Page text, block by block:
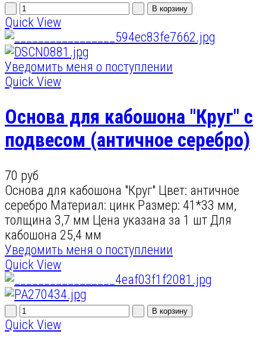
Quick View
Уведомить меня о поступлении
Quick View
Основа для кабошона "Круг" с
подвесом (античное серебро)
70 руб
Основа для кабошона "Круг" Цвет: античное
серебро Материал: цинк Размер: 41*33 мм,
толщина 3,7 мм Цена указана за 1 шт Для
кабошона 25,4 мм
Уведомить меня о поступлении
Quick View
Quick View